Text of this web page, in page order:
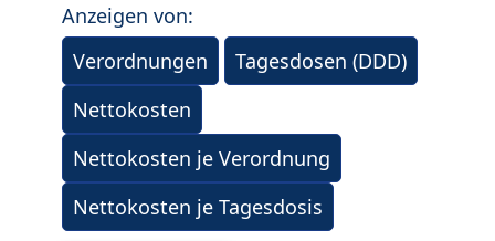
Anzeigen von:
Verordnungen
Tagesdosen (DDD)
Nettokosten
Nettokosten je Verordnung
Nettokosten je Tagesdosis